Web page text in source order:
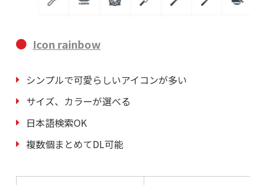
Icon rainbow
シンプルで可愛らしいアイコンが多い
サイズ、カラーが選べる
日本語検索OK
複数個まとめてDL可能